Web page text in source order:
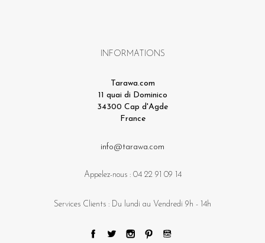
INFORMATIONS
Tarawa.com
11 quai di Dominico
34300 Cap d'Agde
France
info@tarawa.com
Appelez-nous : 04 22 91 09 14
Services Clients : Du lundi au Vendredi 9h - 14h